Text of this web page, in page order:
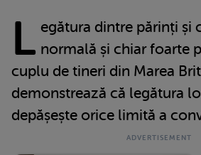
L egătura dintre părinți și
normală și chiar foarte
cuplu de tineri din Marea
demonstrează că legătura
depășește orice limită a